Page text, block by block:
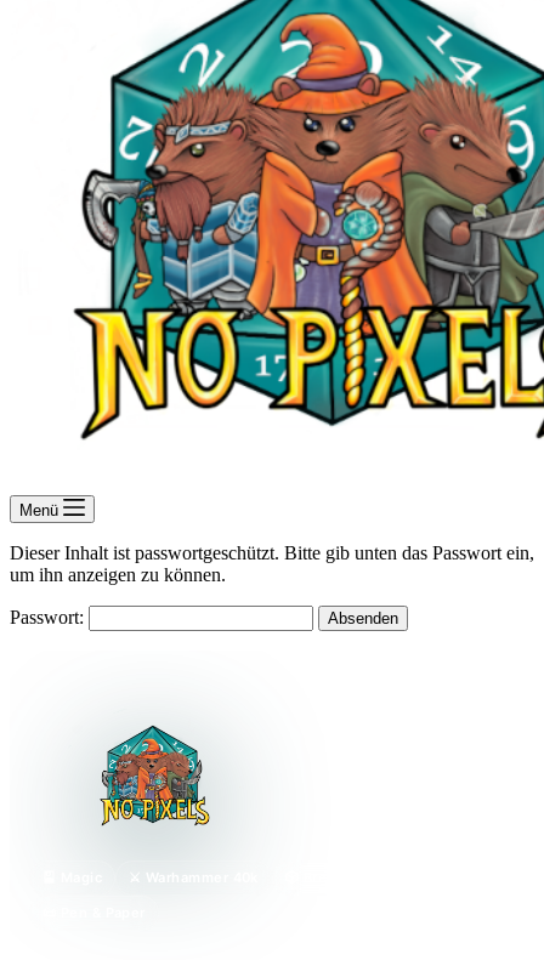
Menü
Dieser Inhalt ist passwortgeschützt. Bitte gib unten das Passwort ein,
um ihn anzeigen zu können.
Passwort: